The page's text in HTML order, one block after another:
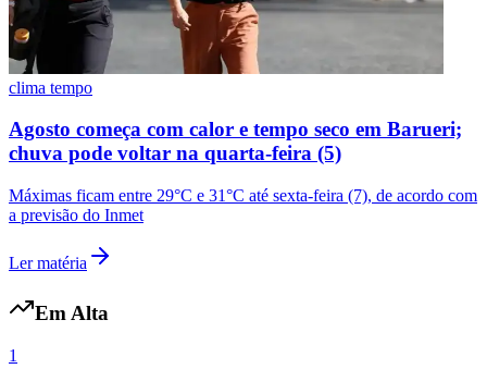
Fluminense
clima tempo
Agosto começa com calor e tempo seco em Barueri;
chuva pode voltar na quarta-feira (5)
Máximas ficam entre 29°C e 31°C até sexta-feira (7), de acordo com
a previsão do Inmet
Ler matéria
Em Alta
1